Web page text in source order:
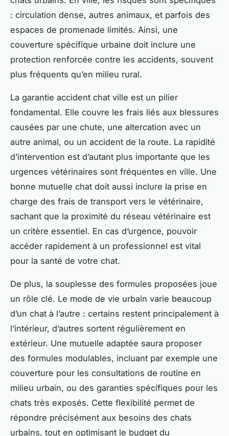
: circulation dense, autres animaux, et parfois des
espaces de promenade limités. Ainsi, une
couverture spécifique urbaine doit inclure une
protection renforcée contre les accidents, souvent
plus fréquents qu’en milieu rural.
La garantie accident chat ville est un pilier
fondamental. Elle couvre les frais liés aux blessures
causées par une chute, une altercation avec un
autre animal, ou un accident de la route. La rapidité
d’intervention est d’autant plus importante que les
urgences vétérinaires sont fréquentes en ville. Une
bonne mutuelle chat doit aussi inclure la prise en
charge des frais de transport vers le vétérinaire,
sachant que la proximité du réseau vétérinaire est
un critère essentiel. En cas d’urgence, pouvoir
accéder rapidement à un professionnel est vital
pour la santé de votre chat.
De plus, la souplesse des formules proposées joue
un rôle clé. Le mode de vie urbain varie beaucoup
d’un chat à l’autre : certains restent principalement à
l’intérieur, d’autres sortent régulièrement en
extérieur. Une mutuelle adaptée saura proposer
des formules modulables, incluant par exemple une
couverture pour les consultations de routine en
milieu urbain, ou des garanties spécifiques pour les
chats très exposés. Cette flexibilité permet de
répondre précisément aux besoins des chats
urbains, tout en optimisant le budget du